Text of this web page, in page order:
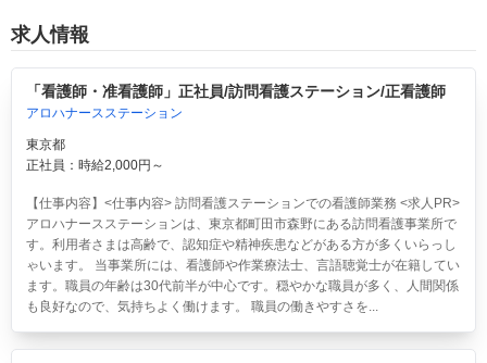
求人情報
「看護師・准看護師」正社員/訪問看護ステーション/正看護師
アロハナースステーション
東京都
正社員：時給2,000円～
【仕事内容】<仕事内容> 訪問看護ステーションでの看護師業務 <求人PR>
アロハナースステーションは、東京都町田市森野にある訪問看護事業所で
す。利用者さまは高齢で、認知症や精神疾患などがある方が多くいらっし
ゃいます。 当事業所には、看護師や作業療法士、言語聴覚士が在籍してい
ます。職員の年齢は30代前半が中心です。穏やかな職員が多く、人間関係
も良好なので、気持ちよく働けます。 職員の働きやすさを...